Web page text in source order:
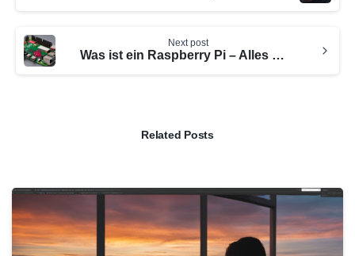
Next post
Was ist ein Raspberry Pi – Alles Wissenswerte
Related Posts